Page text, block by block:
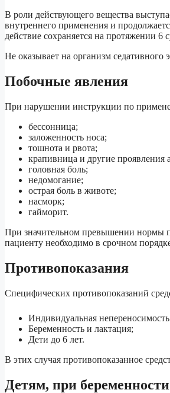
В роли действующего вещества
внутреннего применения и
действие сохраняется на протяжении 6
Не оказывает на организм седативного
Побочные явления
При нарушении инструкции по
бессонница;
заложенность носа;
тошнота и рвота;
крапивница и другие проявления
головная боль;
недомогание;
острая боль в животе;
насморк;
гайморит.
При значительном превышении нормы
пациенту необходимо в срочном
Противопоказания
Специфических противопоказаний
Индивидуальная
Беременность и лактация;
Дети до 6 лет.
В этих случая противопоказанное
Детям, при